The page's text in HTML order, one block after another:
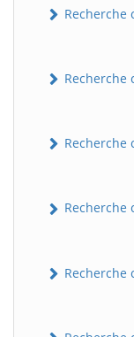
Recherche
Recherche
Recherche
Recherche